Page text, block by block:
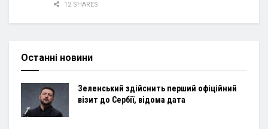
12 SHARES
Останні новини
Зеленський здійснить перший офіційний
візит до Сербії, відома дата